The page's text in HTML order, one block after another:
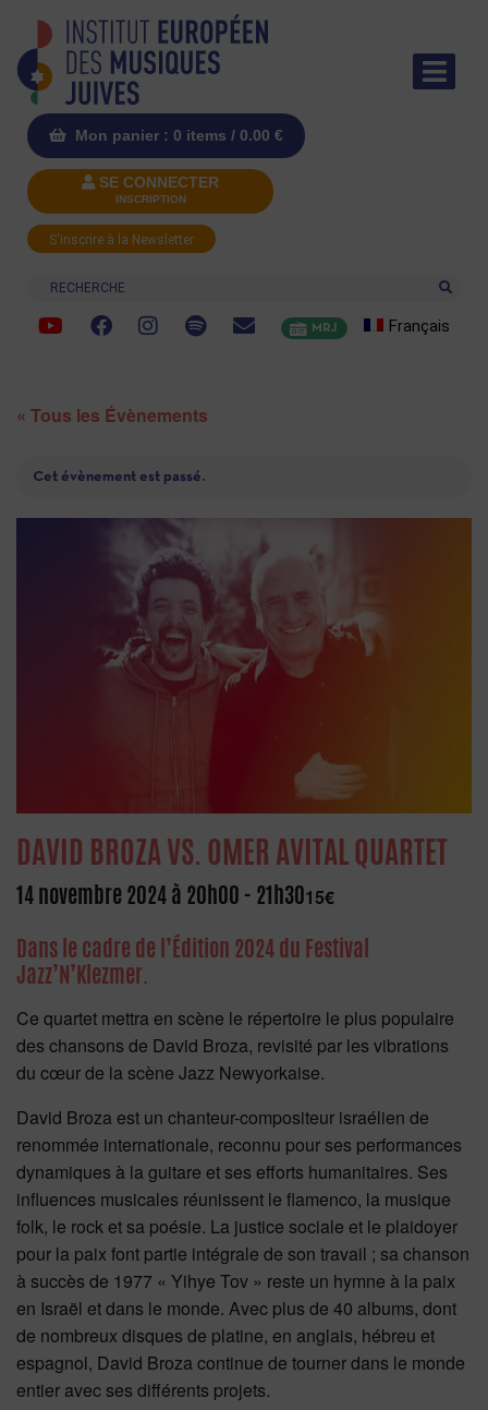
Mon panier : 0 items / 0.00 €
SE CONNECTER
INSCRIPTION
S'inscrire à la Newsletter
Recherche
MRJ Français
« Tous les Évènements
Cet évènement est passé.
DAVID BROZA VS. OMER AVITAL QUARTET
14 novembre 2024 à 20h00 - 21h3015€
Dans le cadre de l’Édition 2024 du Festival
Jazz’N’Klezmer.
Ce quartet mettra en scène le répertoire le plus populaire
des chansons de David Broza, revisité par les vibrations
du cœur de la scène Jazz Newyorkaise.
David Broza est un chanteur-compositeur israélien de
renommée internationale, reconnu pour ses performances
dynamiques à la guitare et ses efforts humanitaires. Ses
influences musicales réunissent le flamenco, la musique
folk, le rock et sa poésie. La justice sociale et le plaidoyer
pour la paix font partie intégrale de son travail ; sa chanson
à succès de 1977 « Yihye Tov » reste un hymne à la paix
en Israël et dans le monde. Avec plus de 40 albums, dont
de nombreux disques de platine, en anglais, hébreu et
espagnol, David Broza continue de tourner dans le monde
entier avec ses différents projets.